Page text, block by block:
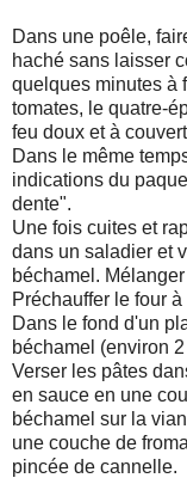
Dans une poêle,
haché sans laisser
quelques minutes à
tomates, le quatre-
feu doux et à
Dans le même
indications du
dente".
Une fois cuites et
dans un saladier et
béchamel.
Préchauffer le four à
Dans le fond d'un
béchamel (environ
Verser les pâtes
en sauce en une
béchamel sur la
une couche de
pincée de cannelle.